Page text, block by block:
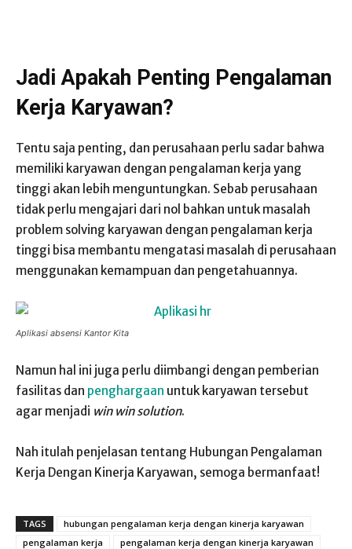
Jadi Apakah Penting Pengalaman
Kerja Karyawan?
Tentu saja penting, dan perusahaan perlu sadar bahwa
memiliki karyawan dengan pengalaman kerja yang
tinggi akan lebih menguntungkan. Sebab perusahaan
tidak perlu mengajari dari nol bahkan untuk masalah
problem solving karyawan dengan pengalaman kerja
tinggi bisa membantu mengatasi masalah di perusahaan
menggunakan kemampuan dan pengetahuannya.
Aplikasi absensi Kantor Kita
Namun hal ini juga perlu diimbangi dengan pemberian
fasilitas dan penghargaan untuk karyawan tersebut
agar menjadi win win solution.
Nah itulah penjelasan tentang Hubungan Pengalaman
Kerja Dengan Kinerja Karyawan, semoga bermanfaat!
TAGS
hubungan pengalaman kerja dengan kinerja karyawan
pengalaman kerja
pengalaman kerja dengan kinerja karyawan